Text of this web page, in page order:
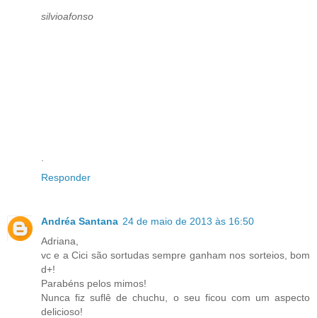
silvioafonso
Responder
Andréa Santana 24 de maio de 2013 às 16:50
Adriana,
vc e a Cici são sortudas sempre ganham nos sorteios, bom
d+!
Parabéns pelos mimos!
Nunca fiz suflê de chuchu, o seu ficou com um aspecto
delicioso!